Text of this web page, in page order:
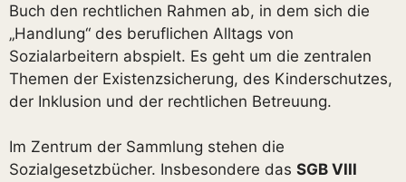
Buch den rechtlichen Rahmen ab, in dem sich die
„Handlung“ des beruflichen Alltags von
Sozialarbeitern abspielt. Es geht um die zentralen
Themen der Existenzsicherung, des Kinderschutzes,
der Inklusion und der rechtlichen Betreuung.
Im Zentrum der Sammlung stehen die
Sozialgesetzbücher. Insbesondere das SGB VIII